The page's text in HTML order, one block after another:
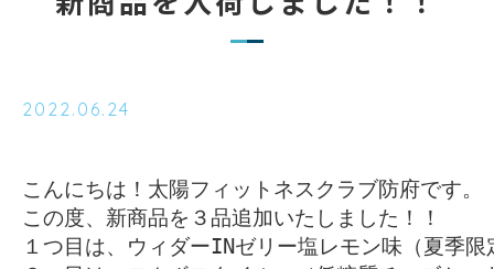
2022.06.24
こんにちは！太陽フィットネスクラブ防府です。
この度、新商品を３品追加いたしました！！
１つ目は、ウィダーINゼリー塩レモン味（夏季限